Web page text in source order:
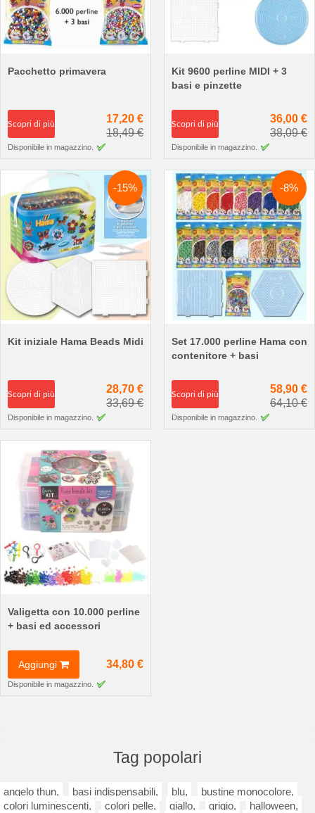
Pacchetto primavera
Scopri di più
17,20 €
18,49 €
Disponibile in magazzino.
Kit 9600 perline MIDI + 3
basi e pinzette
Scopri di più
36,00 €
38,09 €
Disponibile in magazzino.
-15%
Kit iniziale Hama Beads Midi
Scopri di più
28,70 €
33,69 €
Disponibile in magazzino.
-8%
Set 17.000 perline Hama con
contenitore + basi
Scopri di più
58,90 €
64,10 €
Disponibile in magazzino.
Valigetta con 10.000 perline
+ basi ed accessori
Aggiungi 34,80 €
Disponibile in magazzino.
Tag popolari
angelo thun, basi indispensabili, blu,
bustine monocolore,
colori luminescenti,
colori pelle, giallo, grigio,
halloween,